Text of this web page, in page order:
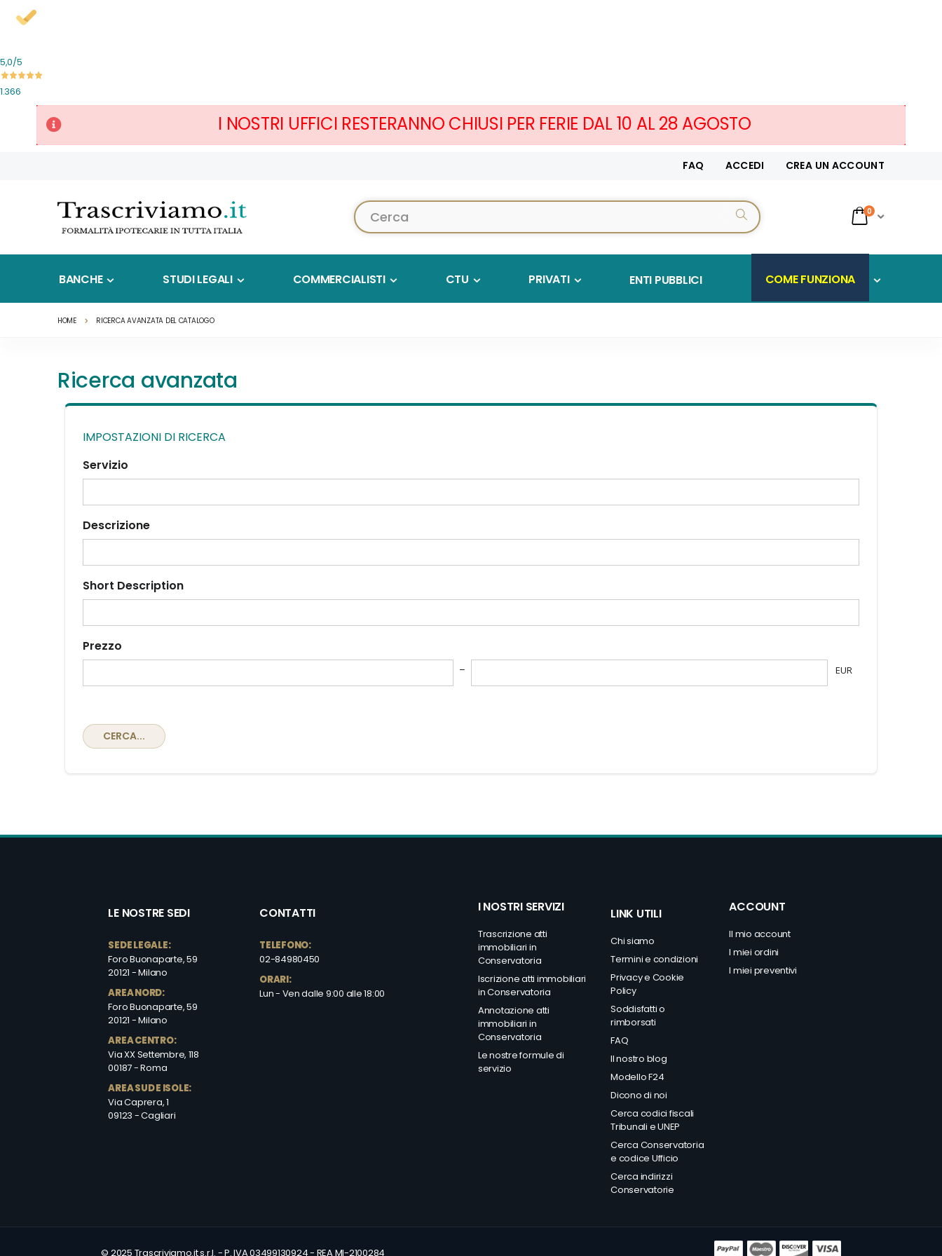
5,0/5
1.366
I NOSTRI UFFICI RESTERANNO CHIUSI PER FERIE DAL 10 AL 28 AGOSTO
FAQ ACCEDI CREA UN ACCOUNT
Cart
0servizi
Cerca...
CERCA...
BANCHE STUDI LEGALI COMMERCIALISTI CTU PRIVATI ENTI PUBBLICI COME FUNZIONA
HOME RICERCA AVANZATA DEL CATALOGO
Ricerca avanzata
IMPOSTAZIONI DI RICERCA
Servizio
Descrizione
Short Description
Prezzo
EUR
CERCA...
LE NOSTRE SEDI
SEDE LEGALE:
Foro Buonaparte, 59
20121 - Milano
AREA NORD:
Foro Buonaparte, 59
20121 - Milano
AREA CENTRO:
Via XX Settembre, 118
00187 - Roma
AREA SUD E ISOLE:
Via Caprera, 1
09123 - Cagliari
CONTATTI
TELEFONO:
02-84980450
ORARI:
Lun - Ven dalle 9:00 alle 18:00
I NOSTRI SERVIZI
Trascrizione atti
immobiliari in
Conservatoria
Iscrizione atti immobiliari
in Conservatoria
Annotazione atti
immobiliari in
Conservatoria
Le nostre formule di
servizio
LINK UTILI
Chi siamo
Termini e condizioni
Privacye Cookie
Policy
Soddisfatti o
rimborsati
FAQ
Il nostro blog
Modello F24
Dicono di noi
Cerca codici fiscali
Tribunali e UNEP
Cerca Conservatoria
e codice Ufficio
Cerca indirizzi
Conservatorie
ACCOUNT
Il mio account
I miei ordini
I miei preventivi
© 2025 Trascriviamo.it s.r.l. - P. IVA 03499130924 - REA MI-2100284